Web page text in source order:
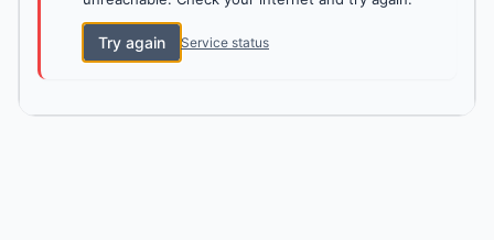
Try again Service status